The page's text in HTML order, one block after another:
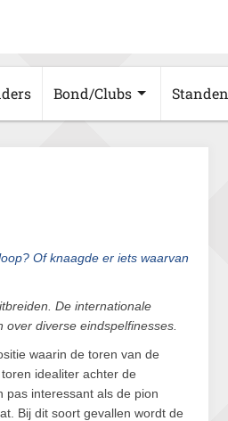
Bond/Clubs Standen
Of knaagde er iets waarvan
De internationale
diverse eindspelfinesses.
waarin de toren van de
idealiter achter de
pas interessant als de pion
Bij dit soort gevallen wordt de